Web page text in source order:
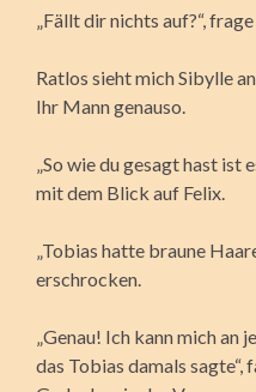
„Fällt dir nichts auf?“,
Ratlos sieht mich Sibylle an.
Ihr Mann genauso.
„So wie du gesagt hast ist
mit dem Blick auf Felix.
„Tobias hatte braune
erschrocken.
„Genau! Ich kann mich an
das Tobias damals